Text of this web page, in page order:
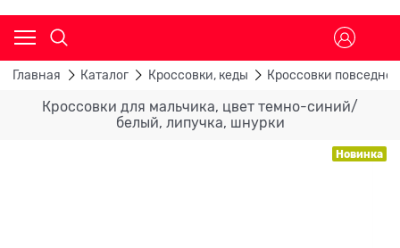
Главная Каталог Кроссовки, кеды Кроссовки
Кроссовки для мальчика, цвет темно-синий/
белый, липучка, шнурки
Новинка